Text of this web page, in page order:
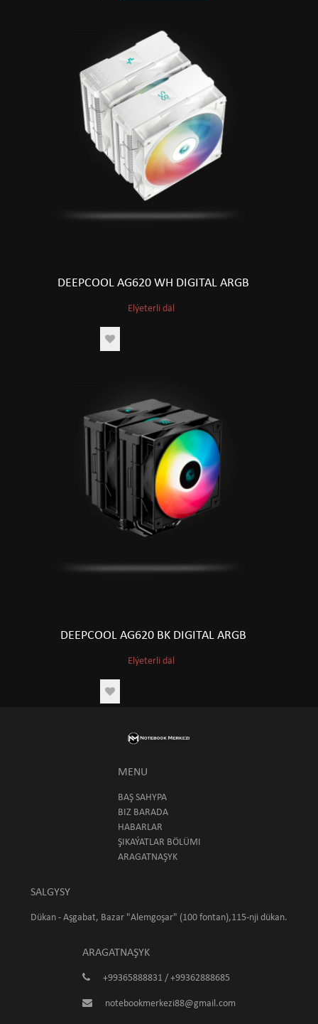
DEEPCOOL AG620 WH DIGITAL ARGB
Elýeterli däl
DEEPCOOL AG620 BK DIGITAL ARGB
Elýeterli däl
MENU
BAŞ SAHYPA
BIZ BARADA
HABARLAR
ŞIKAÝATLAR BÖLÜMI
ARAGATNAŞYK
SALGYSY
Dükan - Aşgabat, Bazar "Alemgoşar" (100 fontan),115-nji dükan.
ARAGATNAŞYK
+99365888831 / +99362888685
notebookmerkezi88@gmail.com